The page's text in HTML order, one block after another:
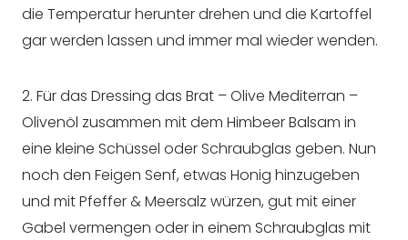
die Temperatur herunter drehen und die Kartoffel
gar werden lassen und immer mal wieder wenden.
2. Für das Dressing das Brat – Olive Mediterran –
Olivenöl zusammen mit dem Himbeer Balsam in
eine kleine Schüssel oder Schraubglas geben. Nun
noch den Feigen Senf, etwas Honig hinzugeben
und mit Pfeffer & Meersalz würzen, gut mit einer
Gabel vermengen oder in einem Schraubglas mit